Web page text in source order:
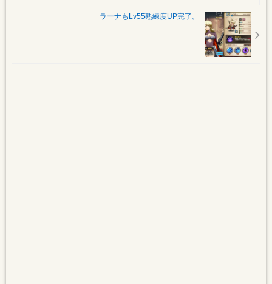
ラーナもLv55熟練度UP完了。